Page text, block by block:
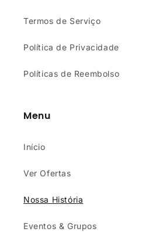
Termos de Serviço
Política de Privacidade
Políticas de Reembolso
Menu
Início
Ver Ofertas
Nossa História
Eventos & Grupos